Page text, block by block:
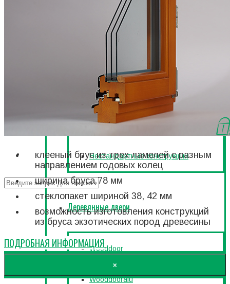
Woodwin
Woodwinalu Passive
HI-TECH WIN
Нестандартные конструкции
Деревянные двери
Wooddoor
Wooddooralu
клееный брус из трех ламелей с разным
направлением годовых колец
ширина бруса 78 мм
стеклопакет шириной 38, 42 мм
возможность изготовления конструкций
из бруса экзотических пород древесины
ПОДРОБНАЯ ИНФОРМАЦИЯ
×